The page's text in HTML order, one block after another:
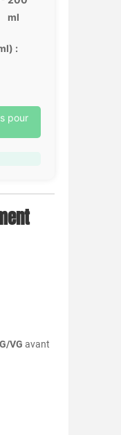
ml
:
pour
VG avant